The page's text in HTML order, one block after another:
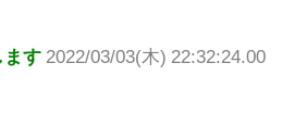
ます 2022/03/03(木) 22:32:24.00